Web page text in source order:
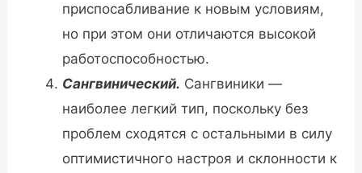
приспосабливание к новым условиям,
но при этом они отличаются высокой
работоспособностью.
Сангвинический. Сангвиники —
наиболее легкий тип, поскольку без
проблем сходятся с остальными в силу
оптимистичного настроя и склонности к